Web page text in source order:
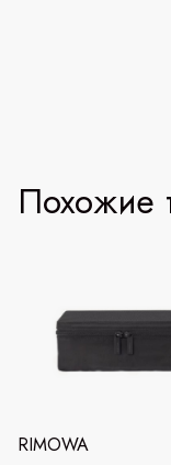
Похожие
RIMOWA